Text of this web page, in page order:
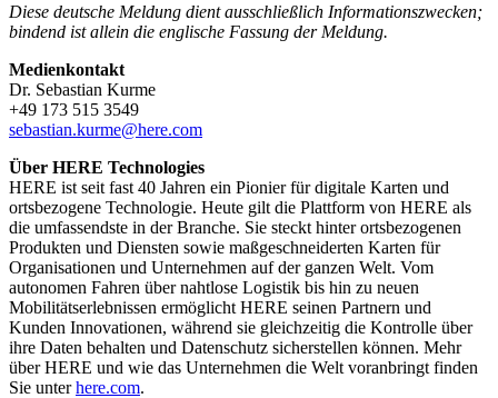
Diese deutsche Meldung dient ausschließlich Informationszwecken;
bindend ist allein die englische Fassung der Meldung.
Medienkontakt
Dr. Sebastian Kurme
+49 173 515 3549
sebastian.kurme@here.com
Über HERE Technologies
HERE ist seit fast 40 Jahren ein Pionier für digitale Karten und
ortsbezogene Technologie. Heute gilt die Plattform von HERE als
die umfassendste in der Branche. Sie steckt hinter ortsbezogenen
Produkten und Diensten sowie maßgeschneiderten Karten für
Organisationen und Unternehmen auf der ganzen Welt. Vom
autonomen Fahren über nahtlose Logistik bis hin zu neuen
Mobilitätserlebnissen ermöglicht HERE seinen Partnern und
Kunden Innovationen, während sie gleichzeitig die Kontrolle über
ihre Daten behalten und Datenschutz sicherstellen können. Mehr
über HERE und wie das Unternehmen die Welt voranbringt finden
Sie unterhere.com.